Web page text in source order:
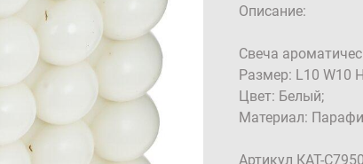
Описание:
Свеча
Размер: L10 W10
Цвет: Белый;
Материал:
Артикул КАТ-